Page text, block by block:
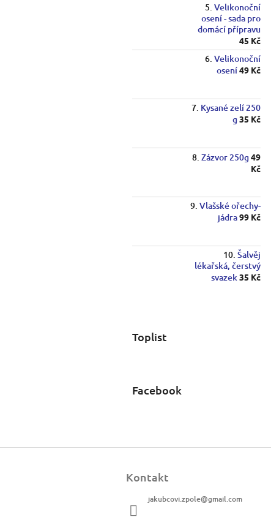
Velikonoční
osení - sada pro
domácí přípravu
45 Kč
Velikonoční
osení49 Kč
Kysané zelí 250
g35 Kč
Zázvor 250g49
Kč
Vlašské ořechy-
jádra99 Kč
Šalvěj
lékařská, čerstvý
svazek35 Kč
Toplist
Facebook
Kontakt
jakubcovi.zpole@gmail.com